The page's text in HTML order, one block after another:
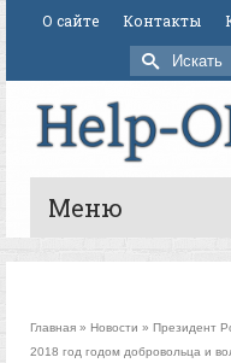
О сайте Контакты
Искать:
Меню
Главная » Новости » Президент
2018 год годом добровольца и